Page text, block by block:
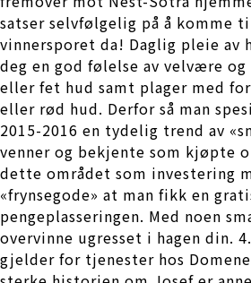
satser selvfølgelig på å komme
vinnersporet da! Daglig pleie av
deg en god følelse av velvære
eller fet hud samt plager med
eller rød hud. Derfor så man
2015-2016 en tydelig trend av
venner og bekjente som kjøpte
dette området som investering
«frynsegode» at man fikk en
pengeplasseringen. Med noen
overvinne ugresset i hagen din.
gjelder for tjenester hos